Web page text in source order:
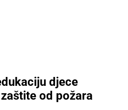
djece
od požara